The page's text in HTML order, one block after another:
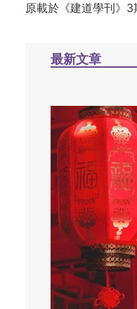
原載於《建道學刊》3
最新文章